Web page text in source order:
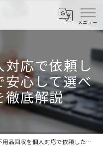
対応で依頼し
安心して選べ
徹底解説
品回収を個人対応で依頼したい方へ茨城県で安心して選べるポイントを徹底解説